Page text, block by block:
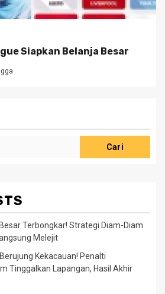
Siapkan Belanja Besar
Cari
Terbongkar! Strategi Diam-Diam
Melejit
Kekacauan! Penalti
Tinggalkan Lapangan, Hasil Akhir